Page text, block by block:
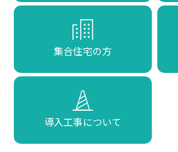
集合住宅の方
導入工事について